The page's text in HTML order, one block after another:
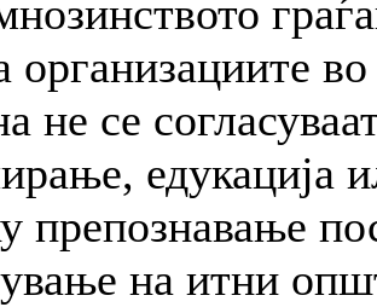
организациите
не се
едукација
препознавање
на итни